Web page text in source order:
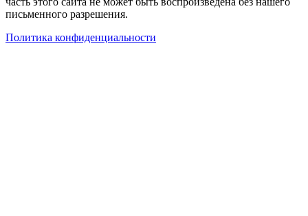
письменного разрешения.
Политика конфиденциальности